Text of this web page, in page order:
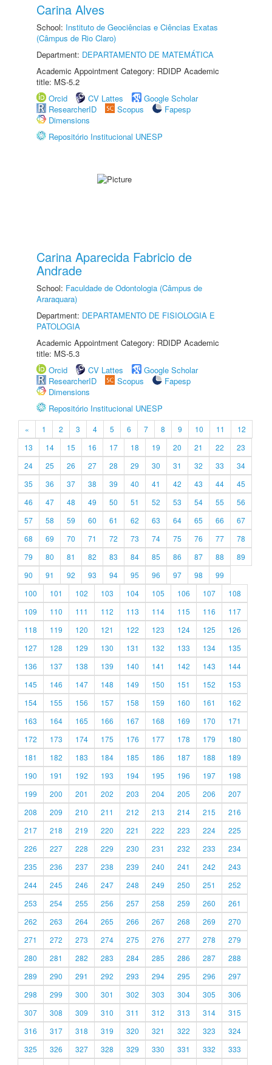
Carina Alves
School: Instituto de Geociências e Ciências Exatas
(Câmpus de Rio Claro)
Department: DEPARTAMENTO DE MATEMÁTICA
Academic Appointment Category: RDIDP Academic
title: MS-5.2
Orcid
CV Lattes
Google Scholar
ResearcherID
Scopus
Fapesp
Dimensions
Repositório Institucional UNESP
Carina Aparecida Fabricio de
Andrade
School: Faculdade de Odontologia (Câmpus de
Araraquara)
Department: DEPARTAMENTO DE FISIOLOGIA E
PATOLOGIA
Academic Appointment Category: RDIDP Academic
title: MS-5.3
Orcid
CV Lattes
Google Scholar
ResearcherID
Scopus
Fapesp
Dimensions
Repositório Institucional UNESP
« 1 2 3 4 5 6 7 8 9 10 11
12
13
14 15 16 17 18 19 20 21 22
23
24
25 26 27 28 29 30 31 32 33
34
35
36 37 38 39 40 41 42 43 44
45
46
47 48 49 50 51 52 53 54 55
56
57
58 59 60 61 62 63 64 65 66
67
68
69 70 71 72 73 74 75 76 77
78
79
80 81 82 83 84 85 86 87 88
89
90
91 92 93 94 95 96 97 98
99
100
101 102 103 104 105 106 107
108
109
110 111 112 113 114 115 116
117
118
119 120 121 122 123 124 125
126
127
128 129 130 131 132 133 134
135
136
137 138 139 140 141 142 143
144
145
146 147 148 149 150 151 152
153
154
155 156 157 158 159 160 161
162
163
164 165 166 167 168 169 170
171
172
173 174 175 176 177 178 179
180
181
182 183 184 185 186 187 188
189
190
191 192 193 194 195 196 197
198
199
200 201 202 203 204 205 206
207
208
209 210 211 212 213 214 215
216
217
218 219 220 221 222 223 224
225
226
227 228 229 230 231 232 233
234
235
236 237 238 239 240 241 242
243
244
245 246 247 248 249 250 251
252
253
254 255 256 257 258 259 260
261
262
263 264 265 266 267 268 269
270
271
272 273 274 275 276 277 278
279
280
281 282 283 284 285 286 287
288
289
290 291 292 293 294 295 296
297
298
299 300 301 302 303 304 305
306
307
308 309 310 311 312 313 314
315
316
317 318 319 320 321 322 323
324
325
326 327 328 329 330 331 332
333